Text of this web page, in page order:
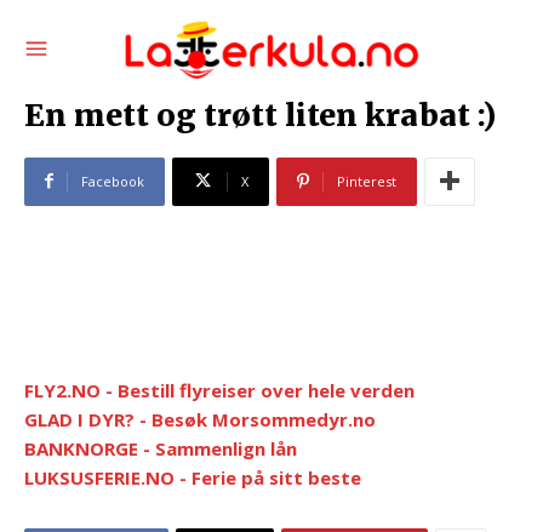
En mett og trøtt liten krabat :)
Facebook X Pinterest
FLY2.NO - Bestill flyreiser over hele verden
GLAD I DYR? - Besøk Morsommedyr.no
BANKNORGE - Sammenlign lån
LUKSUSFERIE.NO - Ferie på sitt beste